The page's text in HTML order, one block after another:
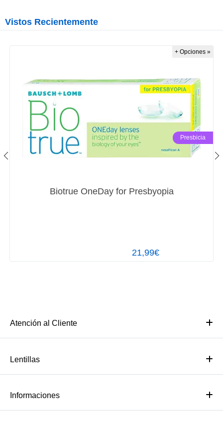
Vistos Recientemente
Biotrue OneDay for Presbyopia
21,99€
Presbicia
+ Opciones »
Atención al Cliente
Lentillas
Informaciones